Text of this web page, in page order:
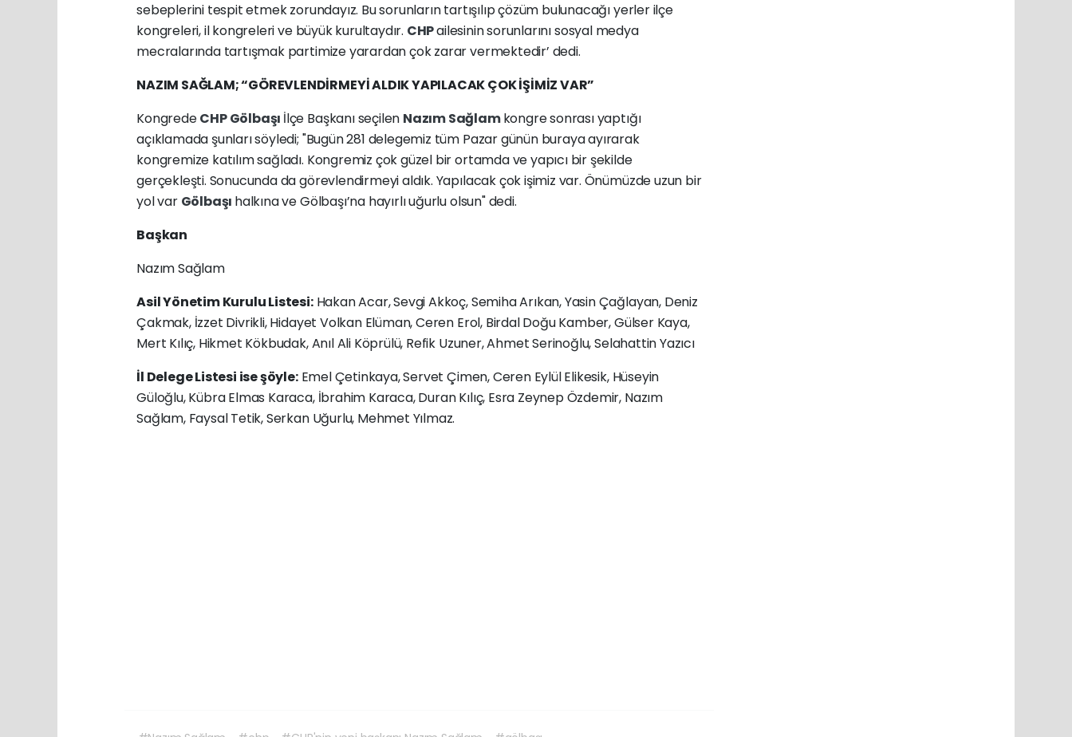
sebeplerini tespit etmek zorundayız. Bu sorunların tartışılıp çözüm bulunacağı yerler ilçe
kongreleri, il kongreleri ve büyük kurultaydır. CHPailesinin sorunlarını sosyal medya
mecralarında tartışmak partimize yarardan çok zarar vermektedir’ dedi.
NAZIM SAĞLAM; “GÖREVLENDİRMEYİ ALDIK YAPILACAK ÇOK İŞİMİZ VAR”
KongredeCHPGölbaşı İlçe Başkanı seçilen Nazım Sağlamkongre sonrası yaptığı
açıklamada şunları söyledi; "Bugün 281 delegemiz tüm Pazar günün buraya ayırarak
kongremize katılım sağladı. Kongremiz çok güzel bir ortamda ve yapıcı bir şekilde
gerçekleşti. Sonucunda da görevlendirmeyi aldık. Yapılacak çok işimiz var. Önümüzde uzun bir
yol var Gölbaşı halkına ve Gölbaşı’na hayırlı uğurlu olsun" dedi.
Başkan
Nazım Sağlam
Asil Yönetim Kurulu Listesi:Hakan Acar, Sevgi Akkoç, Semiha Arıkan, Yasin Çağlayan, Deniz
Çakmak, İzzet Divrikli, Hidayet Volkan Elüman, Ceren Erol, Birdal Doğu Kamber, Gülser Kaya,
Mert Kılıç, Hikmet Kökbudak, Anıl Ali Köprülü, Refik Uzuner, Ahmet Serinoğlu, Selahattin Yazıcı
İl Delege Listesi ise şöyle:Emel Çetinkaya, Servet Çimen, Ceren Eylül Elikesik, Hüseyin
Güloğlu, Kübra Elmas Karaca, İbrahim Karaca, Duran Kılıç, Esra Zeynep Özdemir, Nazım
Sağlam, Faysal Tetik, Serkan Uğurlu, Mehmet Yılmaz.